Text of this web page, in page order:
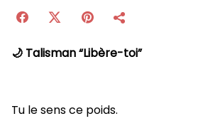
🌙 Talisman “Libère-toi”
Tu le sens ce poids.